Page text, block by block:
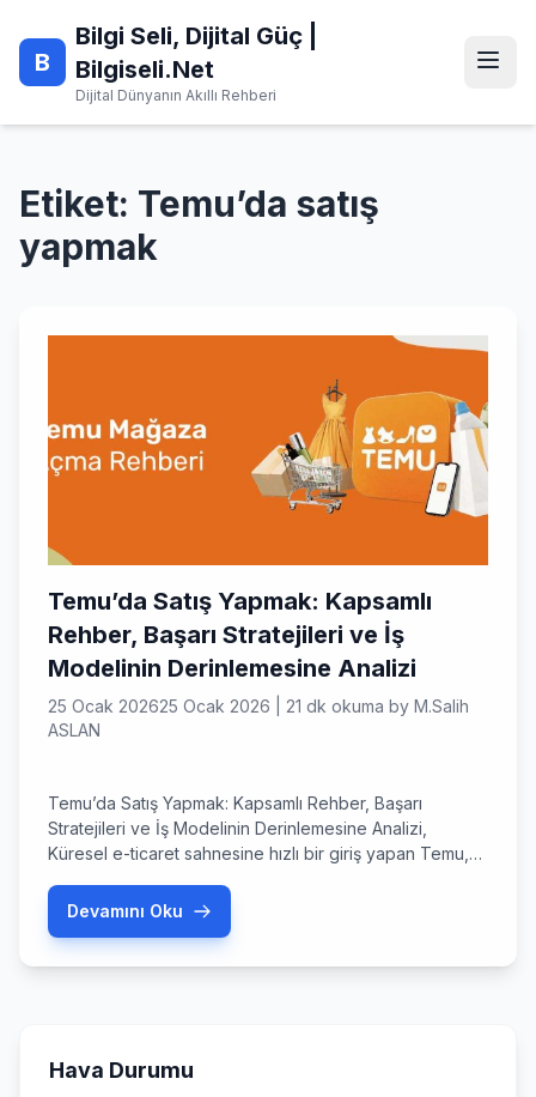
content
B
Bilgi Seli, Dijital Güç |
Bilgiseli.Net
Dijital Dünyanın Akıllı Rehberi
Etiket: Temu’da satış
yapmak
Temu’da Satış Yapmak: Kapsamlı
Rehber, Başarı Stratejileri ve İş
Modelinin Derinlemesine Analizi
25 Ocak 202625 Ocak 2026 21 dk okuma by M.Salih
ASLAN
Temu’da Satış Yapmak: Kapsamlı Rehber, Başarı
Stratejileri ve İş Modelinin Derinlemesine Analizi,
Küresel e-ticaret sahnesine hızlı bir giriş yapan Temu,
sürede dikkatleri üzerine çekti. PDD Holdings
bünyesinde faaliyet gösteren bu platform, satıcılar için
Devamını Oku
Hava Durumu